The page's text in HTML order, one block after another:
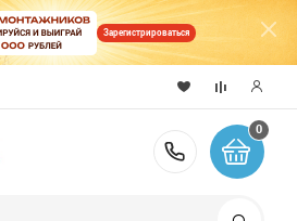
Зарегистрироваться
8 (800)
0